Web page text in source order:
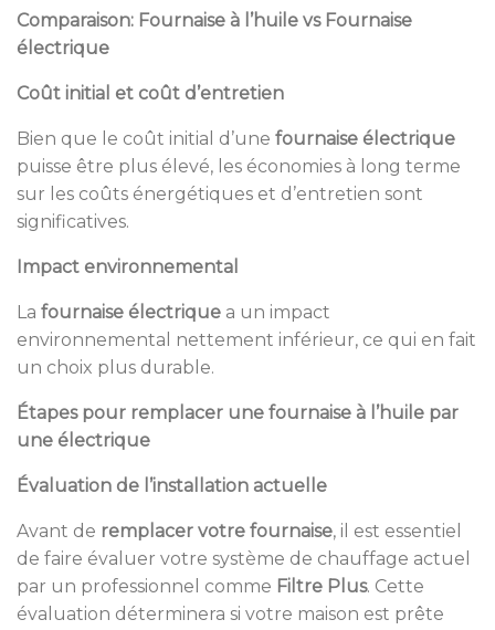
Comparaison: Fournaise à l’huile vs Fournaise
électrique
Coût initial et coût d’entretien
Bien que le coût initial d’une fournaise électrique
puisse être plus élevé, les économies à long terme
sur les coûts énergétiques et d’entretien sont
significatives.
Impact environnemental
La fournaise électrique a un impact
environnemental nettement inférieur, ce qui en fait
un choix plus durable.
Étapes pour remplacer une fournaise à l’huile par
une électrique
Évaluation de l’installation actuelle
Avant de remplacer votre fournaise, il est essentiel
de faire évaluer votre système de chauffage actuel
par un professionnel comme Filtre Plus. Cette
évaluation déterminera si votre maison est prête